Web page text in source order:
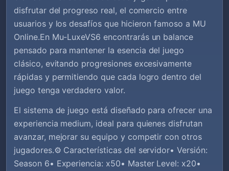
disfrutar del progreso real, el comercio entre
usuarios y los desafíos que hicieron famoso a MU
Online.En Mu-LuxeVS6 encontrarás un balance
pensado para mantener la esencia del juego
clásico, evitando progresiones excesivamente
rápidas y permitiendo que cada logro dentro del
juego tenga verdadero valor.
El sistema de juego está diseñado para ofrecer una
experiencia medium, ideal para quienes disfrutan
avanzar, mejorar su equipo y competir con otros
jugadores.⚙️ Características del servidor• Versión:
Season 6• Experiencia: x50• Master Level: x20•